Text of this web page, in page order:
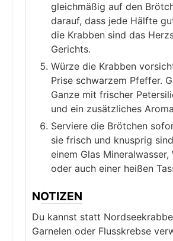
gleichmäßig auf den
darauf, dass jede Hälfte
die Krabben sind das
Gerichts.
Würze die Krabben
Prise schwarzem Pfeffer.
Ganze mit frischer
und ein zusätzliches
Serviere die Brötchen
sie frisch und knusprig
einem Glas Mineralwasser,
oder auch einer heißen
NOTIZEN
Du kannst statt
Garnelen oder Flusskrebse